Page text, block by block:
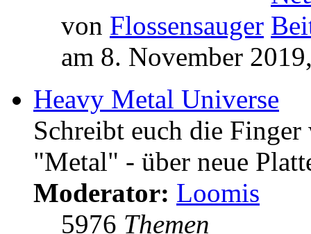
von Flossensauger
am 8. November
Heavy Metal Universe
Schreibt euch die
"Metal" - über neue
Moderator: Loomis
5976 Themen